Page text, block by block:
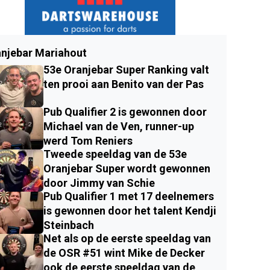
Mariahout
53e Oranjebar Super Ranking valt
ten prooi aan Benito van der Pas
Pub Qualifier 2 is gewonnen door
Michael van de Ven, runner-up
werd Tom Reniers
Tweede speeldag van de 53e
Oranjebar Super wordt gewonnen
door Jimmy van Schie
Pub Qualifier 1 met 17 deelnemers
is gewonnen door het talent Kendji
Steinbach
Net als op de eerste speeldag van
de OSR #51 wint Mike de Decker